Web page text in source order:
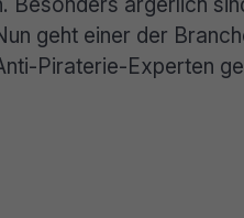
geht einer der
Piraterie-Experten